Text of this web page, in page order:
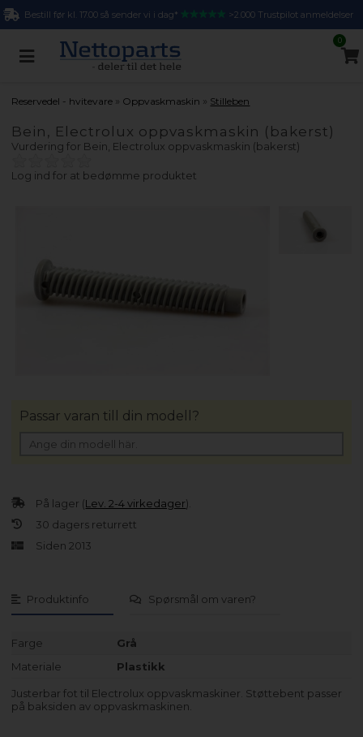
Bestill før kl. 17.00 så sender vi i dag* >2.000 Trustpilot anmeldelser
0
Reservedel - hvitevare » Oppvaskmaskin » Stilleben
Bein, Electrolux oppvaskmaskin (bakerst)
Vurdering for Bein, Electrolux oppvaskmaskin (bakerst)
Log ind for at bedømme produktet
Produktinfo Spørsmål om varen?
Farge
Grå
Materiale
Plastikk
Justerbar fot til Electrolux oppvaskmaskiner. Støttebent passer
på baksiden av oppvaskmaskinen.
På lager (Lev. 2-4 virkedager).
30 dagers returrett
Siden 2013
Passar varan till din modell?